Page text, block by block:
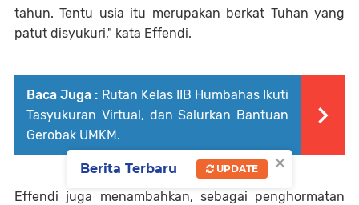
tahun. Tentu usia itu merupakan berkat Tuhan yang
patut disyukuri," kata Effendi.
Baca Juga : Rutan Kelas IIB Humbahas Ikuti
Tasyukuran Virtual, dan Salurkan Bantuan
Gerobak UMKM.
Effendi juga menambahkan, sebagai penghormatan
×
Berita Terbaru UPDATE